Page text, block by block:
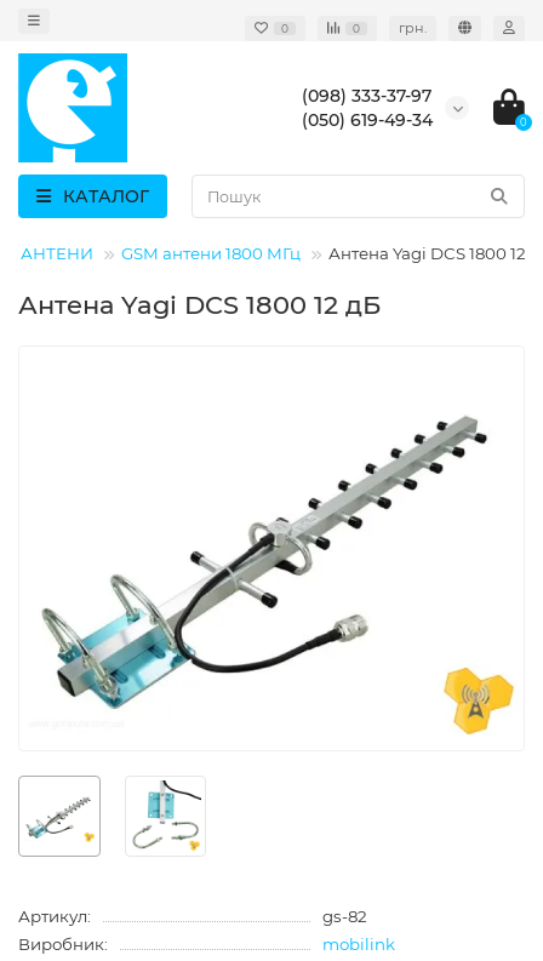
0 0 грн.
(098) 333-37-97
(050) 619-49-34
0
КАТАЛОГ
АНТЕНИ GSM антени 1800 МГц Антена Yagi DCS 1800 12
Антена Yagi DCS 1800 12 дБ
Артикул:
gs-82
Виробник:
mobilink